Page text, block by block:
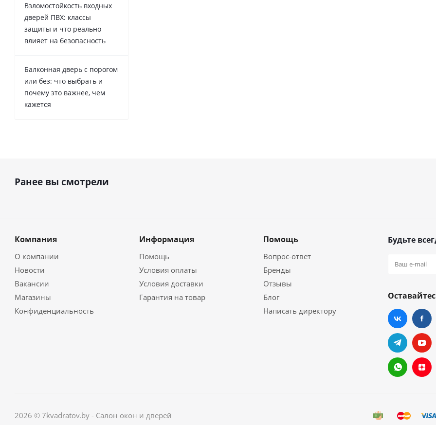
Взломостойкость входных
дверей ПВХ: классы
защиты и что реально
влияет на безопасность
Балконная дверь с порогом
или без: что выбрать и
почему это важнее, чем
кажется
Ранее вы смотрели
Компания
О компании
Новости
Вакансии
Магазины
Конфиденциальность
Информация
Помощь
Условия оплаты
Условия доставки
Гарантия на товар
Помощь
Вопрос-ответ
Бренды
Отзывы
Блог
Написать директору
Будьте
2026 © 7kvadratov.by - Салон окон и дверей